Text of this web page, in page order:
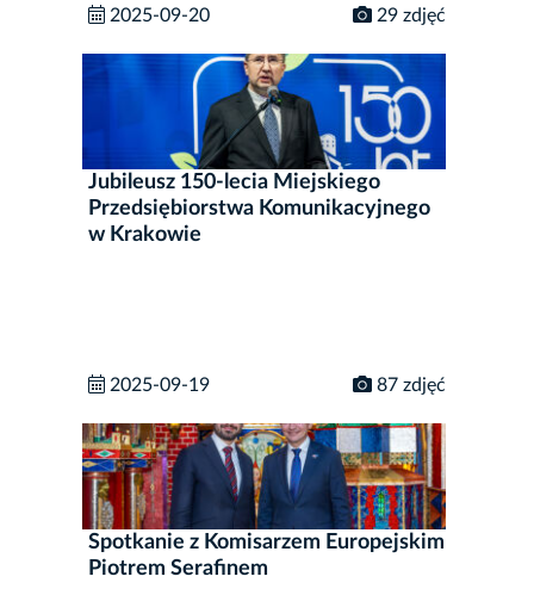
2025-09-20 29 zdjęć
Jubileusz 150-lecia Miejskiego
Przedsiębiorstwa Komunikacyjnego
w Krakowie
2025-09-19 87 zdjęć
Spotkanie z Komisarzem Europejskim
Piotrem Serafinem